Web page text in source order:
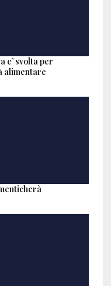
e’ svolta per
alimentare